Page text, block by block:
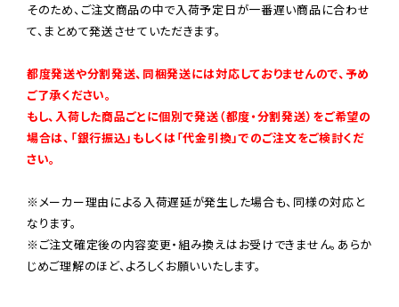
そのため、ご注文商品の中で入荷予定日が一番遅い商品に合わせ
て、まとめて発送させていただきます。
都度発送や分割発送、同梱発送には対応しておりませんので、予め
ご了承ください。
もし、入荷した商品ごとに個別で発送（都度・分割発送）をご希望の
場合は、「銀行振込」もしくは「代金引換」でのご注文をご検討くだ
さい。
※メーカー理由による入荷遅延が発生した場合も、同様の対応と
なります。
※ご注文確定後の内容変更・組み換えはお受けできません。あらか
じめご理解のほど、よろしくお願いいたします。